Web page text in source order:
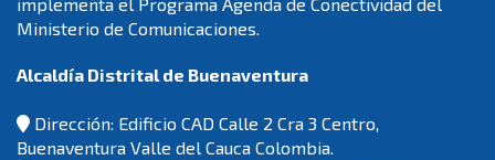
Ministerio de Comunicaciones.
Alcaldía Distrital de Buenaventura
Dirección: Edificio CAD Calle 2 Cra 3 Centro,
Buenaventura Valle del Cauca Colombia.